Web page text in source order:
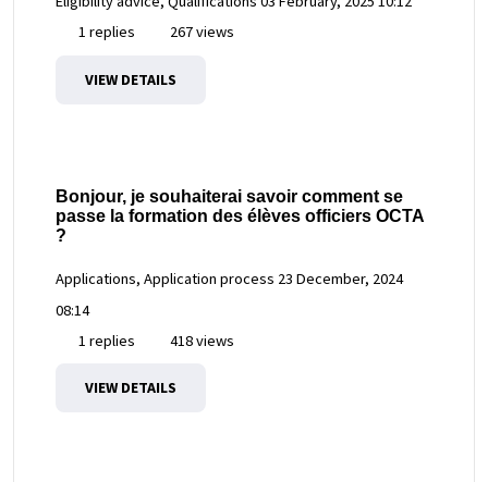
1 replies
267 views
VIEW DETAILS
Bonjour, je souhaiterai savoir comment se
passe la formation des élèves officiers OCTA
?
Applications, Application process 23 December, 2024
08:14
1 replies
418 views
VIEW DETAILS